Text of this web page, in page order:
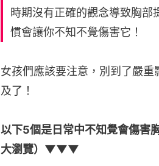
時期沒有正確的觀念導致胸
慣會讓你不知不覺傷害它！
女孩們應該要注意，別到了嚴
及了！
以下5個是日常中不知覺會傷害
大瀏覽）▼▼▼